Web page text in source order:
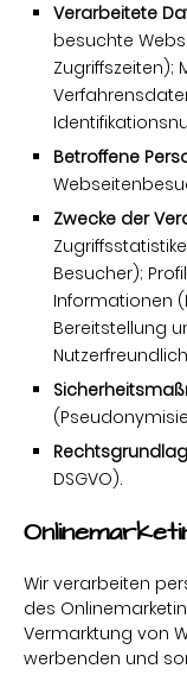
Verarbeitete
besuchte
Zugriffszeiten);
Betroffene
Zwecke der
Besucher);
Informationen
Bereitstellung
DSGVO).
Wir verarbeiten
des
Vermarktung von
werbenden und